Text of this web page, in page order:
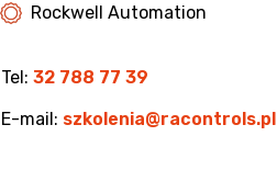
Rockwell Automation
Tel: 32 788 77 39
E-mail: szkolenia@racontrols.pl